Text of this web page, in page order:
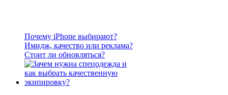
Почему iPhone выбирают?
Имидж, качество или реклама?
Стоит ли обновляться?